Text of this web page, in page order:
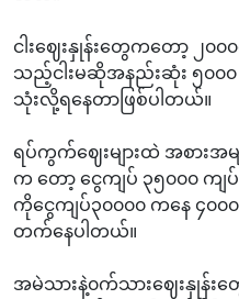
ငါးဈေးနှုန်းတွေကတော့ ၂၀၀
သည့်ငါးမဆိုအနည်းဆုံး ၅၀၀
သုံးလို့ရနေတာဖြစ်ပါတယ်။
ရပ်ကွက်ဈေးများထဲ အစားအ
က တော့ ငွေကျပ် ၃၅၀၀၀
ကိုငွေကျပ်၃၀၀၀၀ ကနေ ၄၀၀
တက်နေပါတယ်။
အမဲသားနဲ့၀က်သားဈေးနှုန်း